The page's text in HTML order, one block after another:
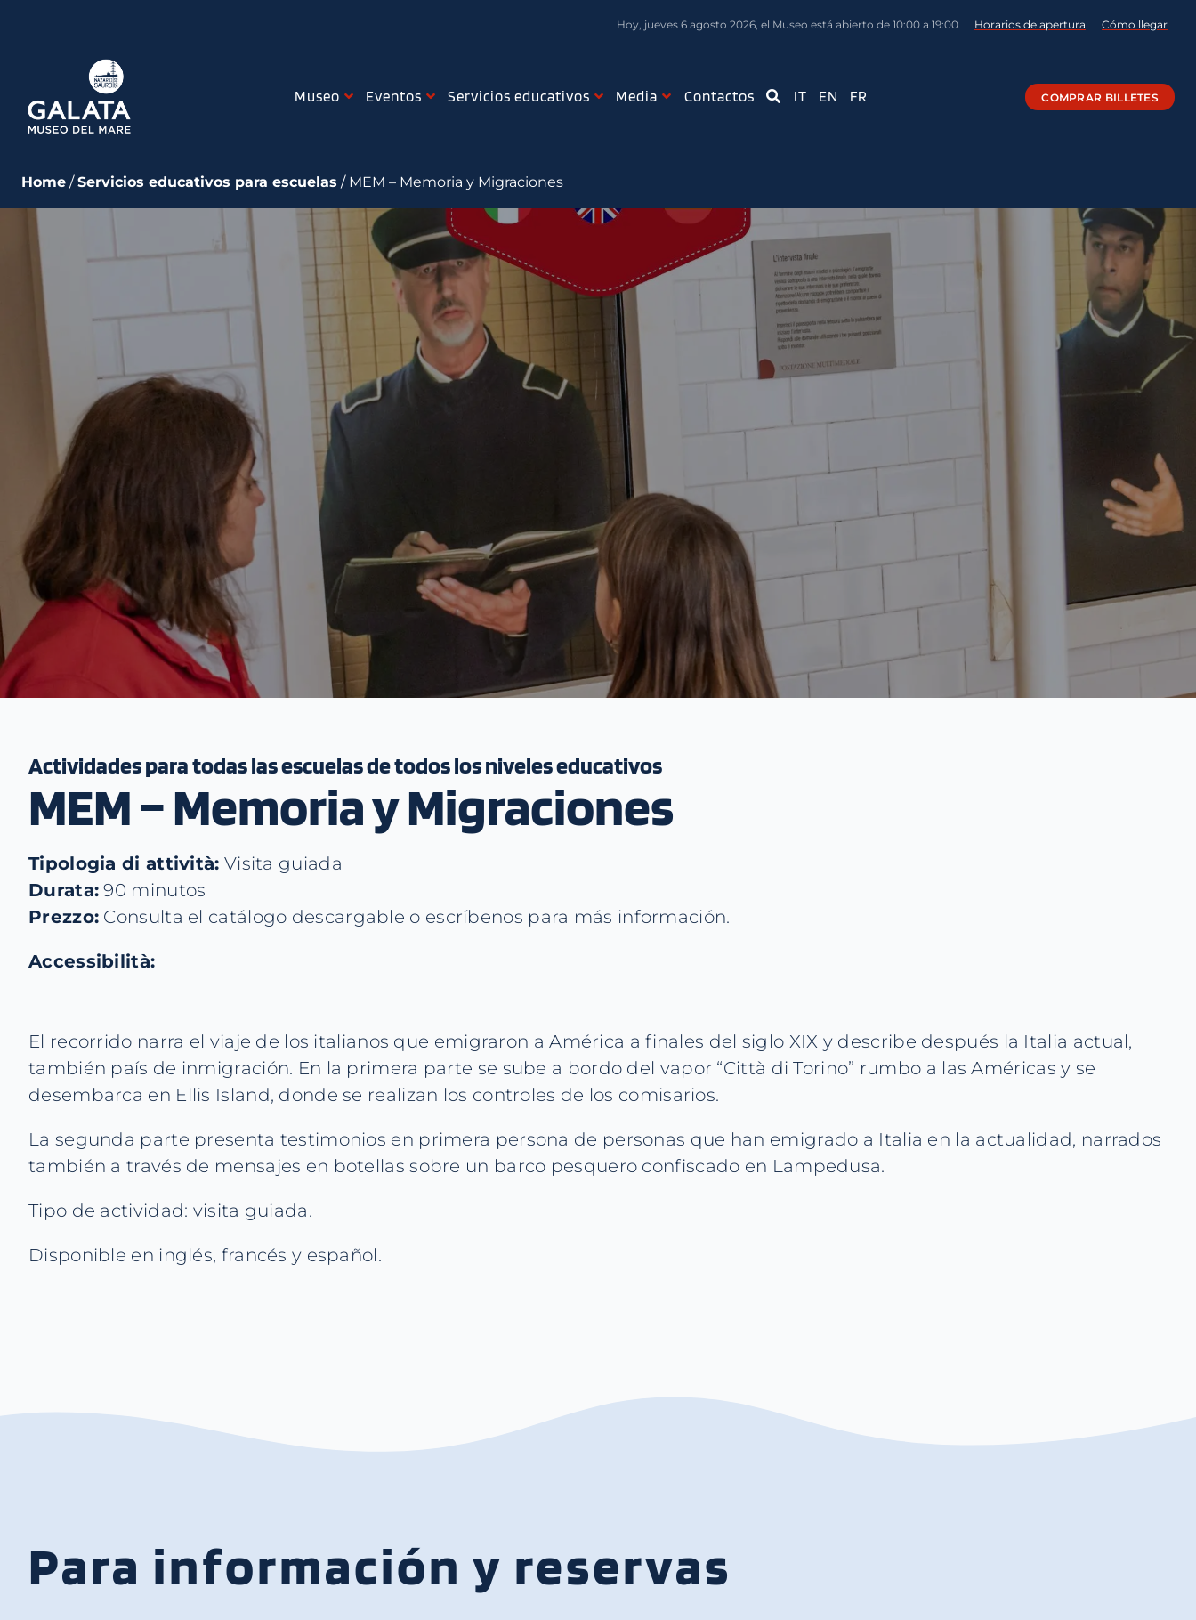
Hoy, jueves 6 agosto 2026, el Museo está abierto de 10:00 a 19:00 Horarios de apertura Cómo llegar
Museo Eventos Servicios educativos Media Contactos IT EN FR COMPRAR BILLETES
Home /Servicios educativos para escuelas / MEM – Memoria y Migraciones
Actividades para todas las escuelas de todos los niveles educativos
MEM – Memoria y Migraciones
Tipologia di attività: Visita guiada
Durata: 90 minutos
Prezzo: Consulta el catálogo descargable o escríbenos para más información.
Accessibilità:
El recorrido narra el viaje de los italianos que emigraron a América a finales del siglo XIX y describe después la Italia actual,
también país de inmigración. En la primera parte se sube a bordo del vapor “Città di Torino” rumbo a las Américas y se
desembarca en Ellis Island, donde se realizan los controles de los comisarios.
La segunda parte presenta testimonios en primera persona de personas que han emigrado a Italia en la actualidad, narrados
también a través de mensajes en botellas sobre un barco pesquero confiscado en Lampedusa.
Tipo de actividad: visita guiada.
Disponible en inglés, francés y español.
Para información y reservas